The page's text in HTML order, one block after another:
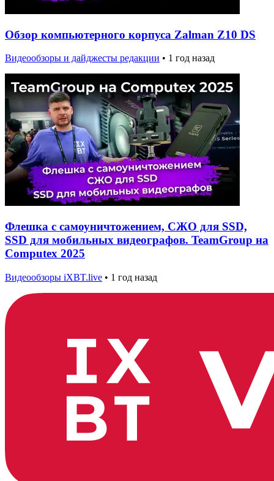
Обзор компьютерного корпуса Zalman Z10 DS
Видеообзоры и дайджесты редакции • 1 год назад
Флешка с самоуничтожением, СЖО для SSD,
SSD для мобильных видеографов. TeamGroup на
Computex 2025
Видеообзоры iXBT.live • 1 год назад